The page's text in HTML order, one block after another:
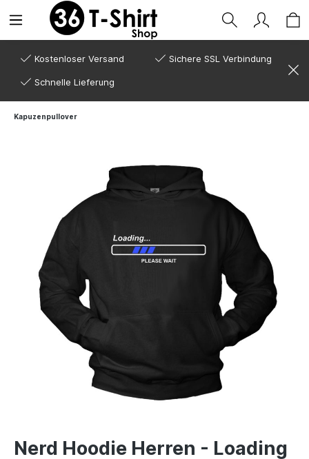
Kostenloser Versand Sichere SSL Verbindung
Schnelle Lieferung
Kapuzenpullover
Nerd Hoodie Herren - Loading